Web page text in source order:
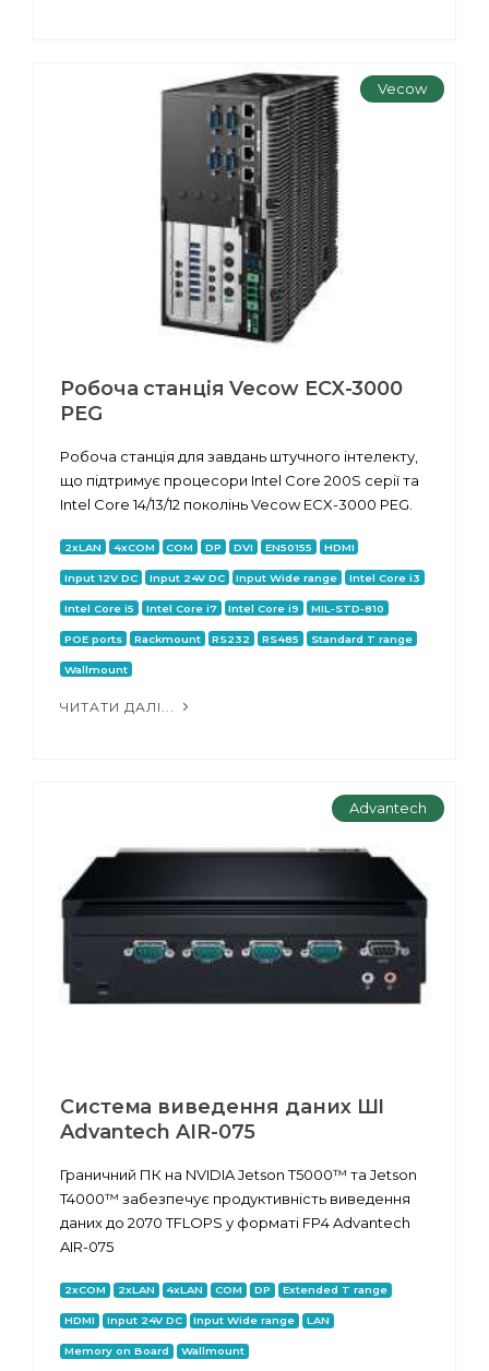
Vecow
Робоча станція Vecow ECX-3000
PEG
Робоча станція для завдань штучного інтелекту,
що підтримує процесори Intel Core 200S серії та
Intel Core 14/13/12 поколінь Vecow ECX-3000 PEG.
2xLAN 4xCOM COM DP DVI EN50155 HDMI
Input 12V DC Input 24V DC Input Wide range Intel Core i3
Intel Core i5 Intel Core i7 Intel Core i9 MIL-STD-810
POE ports Rackmount RS232 RS485 Standard T range
Wallmount
ЧИТАТИ ДАЛІ...
Advantech
Система виведення даних ШІ
Advantech AIR-075
Граничний ПК на NVIDIA Jetson T5000™ та Jetson
T4000™ забезпечує продуктивність виведення
даних до 2070 TFLOPS у форматі FP4 Advantech
AIR-075
2xCOM 2xLAN 4xLAN COM DP Extended T range
HDMI Input 24V DC Input Wide range LAN
Memory on Board Wallmount